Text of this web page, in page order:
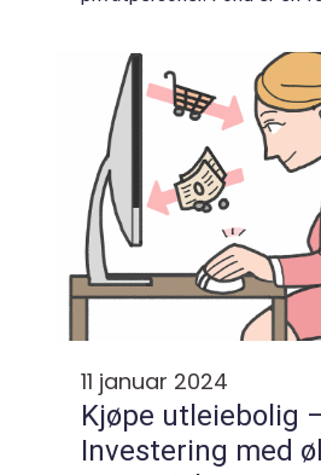
midler som forvaltes av
11 januar 2024
Kjøpe utleiebolig
Investering med